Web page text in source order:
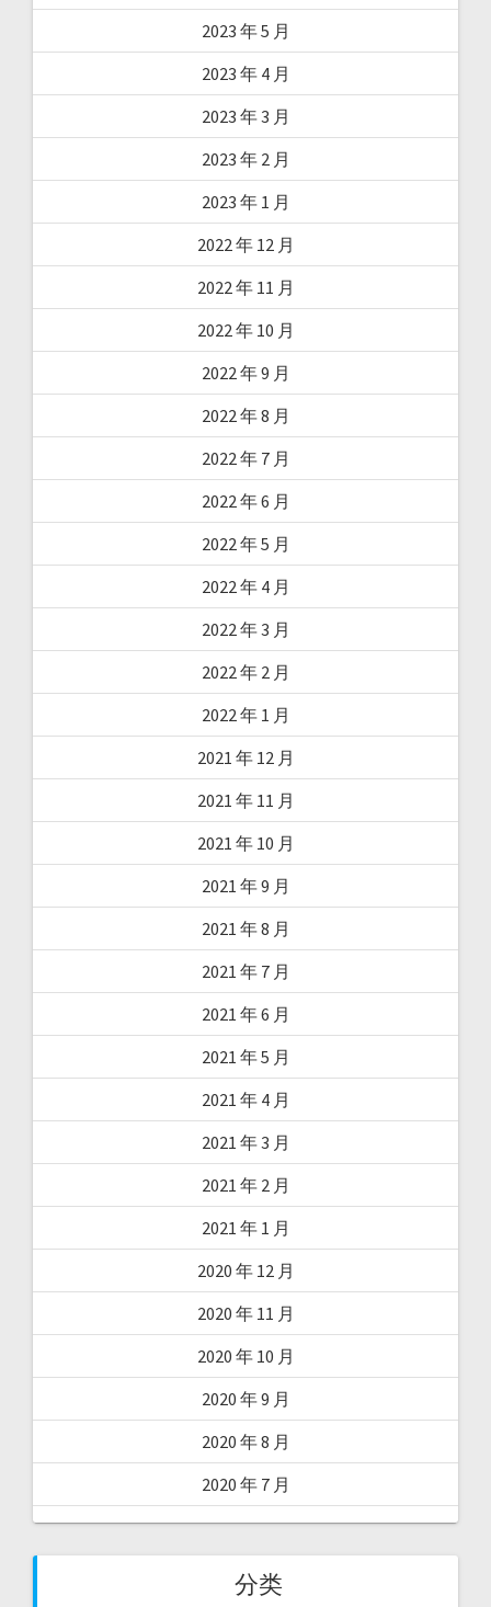
2023 年 5 月
2023 年 4 月
2023 年 3 月
2023 年 2 月
2023 年 1 月
2022 年 12 月
2022 年 11 月
2022 年 10 月
2022 年 9 月
2022 年 8 月
2022 年 7 月
2022 年 6 月
2022 年 5 月
2022 年 4 月
2022 年 3 月
2022 年 2 月
2022 年 1 月
2021 年 12 月
2021 年 11 月
2021 年 10 月
2021 年 9 月
2021 年 8 月
2021 年 7 月
2021 年 6 月
2021 年 5 月
2021 年 4 月
2021 年 3 月
2021 年 2 月
2021 年 1 月
2020 年 12 月
2020 年 11 月
2020 年 10 月
2020 年 9 月
2020 年 8 月
2020 年 7 月
分类